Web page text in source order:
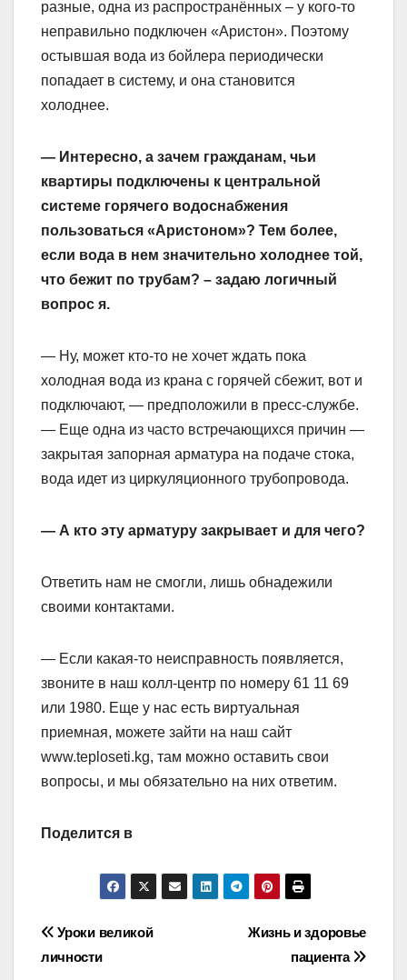
разные, одна из распространённых – у кого-то
неправильно подключен «Аристон». Поэтому
остывшая вода из бойлера периодически
попадает в систему, и она становится
холоднее.
— Интересно, а зачем гражданам, чьи
квартиры подключены к центральной
системе горячего водоснабжения
пользоваться «Аристоном»? Тем более,
если вода в нем значительно холоднее той,
что бежит по трубам? – задаю логичный
вопрос я.
— Ну, может кто-то не хочет ждать пока
холодная вода из крана с горячей сбежит, вот и
подключают, — предположили в пресс-службе.
— Еще одна из часто встречающихся причин —
закрытая запорная арматура на подаче стока,
вода идет из циркуляционного трубопровода.
— А кто эту арматуру закрывает и для чего?
Ответить нам не смогли, лишь обнадежили
своими контактами.
— Если какая-то неисправность появляется,
звоните в наш колл-центр по номеру 61 11 69
или 1980. Еще у нас есть виртуальная
приемная, можете зайти на наш сайт
www.teploseti.kg, там можно оставить свои
вопросы, и мы обязательно на них ответим.
Поделится в
Навигация
Жизнь и здоровье
пациента
Уроки великой
личности